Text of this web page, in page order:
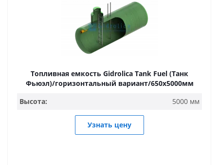
Топливная емкость Gidrolica Tank Fuel (Танк
Фьюэл)/горизонтальный вариант/650х5000мм
Высота:
5000 мм
Узнать цену